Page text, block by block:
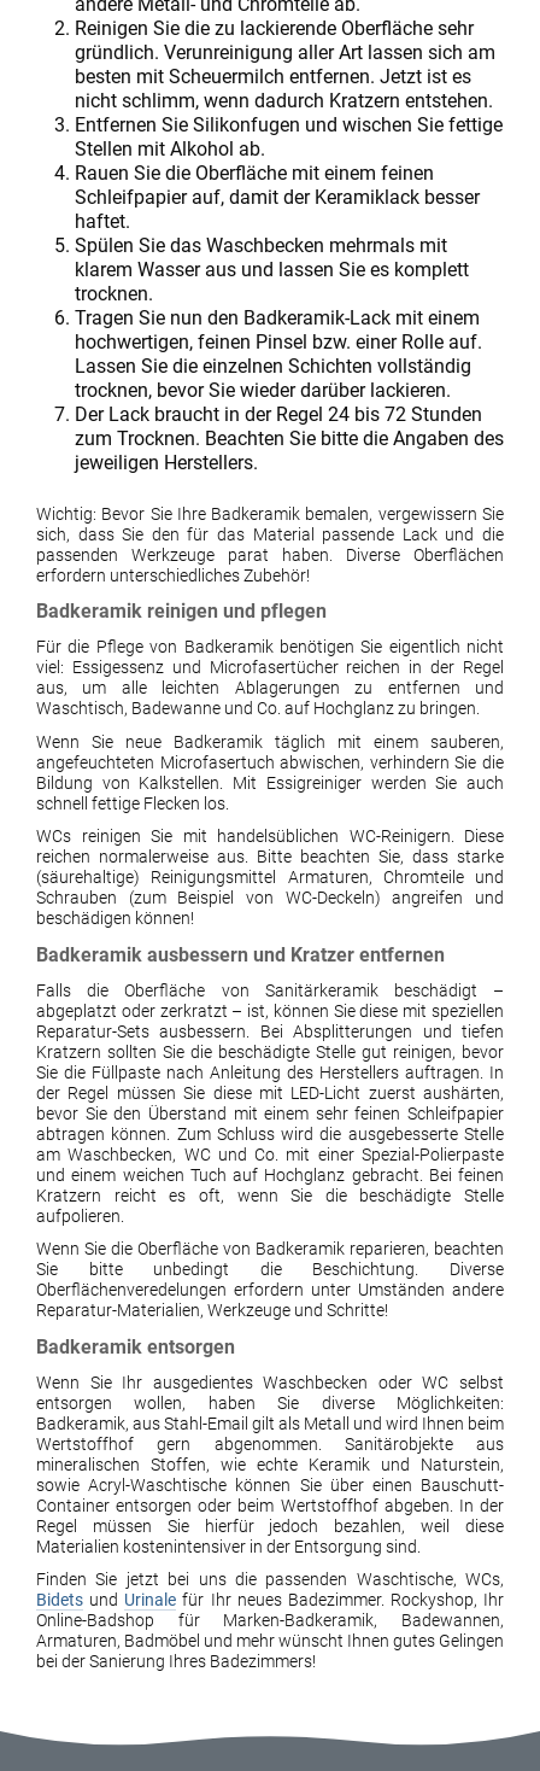
Reinigen Sie die zu lackierende Oberfläche sehr
gründlich. Verunreinigung aller Art lassen sich am
besten mit Scheuermilch entfernen. Jetzt ist es
nicht schlimm, wenn dadurch Kratzern entstehen.
Entfernen Sie Silikonfugen und wischen Sie fettige
Stellen mit Alkohol ab.
Rauen Sie die Oberfläche mit einem feinen
Schleifpapier auf, damit der Keramiklack besser
haftet.
Spülen Sie das Waschbecken mehrmals mit
klarem Wasser aus und lassen Sie es komplett
trocknen.
Tragen Sie nun den Badkeramik-Lack mit einem
hochwertigen, feinen Pinsel bzw. einer Rolle auf.
Lassen Sie die einzelnen Schichten vollständig
trocknen, bevor Sie wieder darüber lackieren.
Der Lack braucht in der Regel 24 bis 72 Stunden
zum Trocknen. Beachten Sie bitte die Angaben des
jeweiligen Herstellers.
Wichtig: Bevor Sie Ihre Badkeramik bemalen, vergewissern Sie
sich, dass Sie den für das Material passende Lack und die
passenden Werkzeuge parat haben. Diverse Oberflächen
erfordern unterschiedliches Zubehör!
Badkeramik reinigen und pflegen
Für die Pflege von Badkeramik benötigen Sie eigentlich nicht
viel: Essigessenz und Microfasertücher reichen in der Regel
aus, um alle leichten Ablagerungen zu entfernen und
Waschtisch, Badewanne und Co. auf Hochglanz zu bringen.
Wenn Sie neue Badkeramik täglich mit einem sauberen,
angefeuchteten Microfasertuch abwischen, verhindern Sie die
Bildung von Kalkstellen. Mit Essigreiniger werden Sie auch
schnell fettige Flecken los.
WCs reinigen Sie mit handelsüblichen WC-Reinigern. Diese
reichen normalerweise aus. Bitte beachten Sie, dass starke
(säurehaltige) Reinigungsmittel Armaturen, Chromteile und
Schrauben (zum Beispiel von WC-Deckeln) angreifen und
beschädigen können!
Badkeramik ausbessern und Kratzer entfernen
Falls die Oberfläche von Sanitärkeramik beschädigt –
abgeplatzt oder zerkratzt – ist, können Sie diese mit speziellen
Reparatur-Sets ausbessern. Bei Absplitterungen und tiefen
Kratzern sollten Sie die beschädigte Stelle gut reinigen, bevor
Sie die Füllpaste nach Anleitung des Herstellers auftragen. In
der Regel müssen Sie diese mit LED-Licht zuerst aushärten,
bevor Sie den Überstand mit einem sehr feinen Schleifpapier
abtragen können. Zum Schluss wird die ausgebesserte Stelle
am Waschbecken, WC und Co. mit einer Spezial-Polierpaste
und einem weichen Tuch auf Hochglanz gebracht. Bei feinen
Kratzern reicht es oft, wenn Sie die beschädigte Stelle
aufpolieren.
Wenn Sie die Oberfläche von Badkeramik reparieren, beachten
Sie bitte unbedingt die Beschichtung. Diverse
Oberflächenveredelungen erfordern unter Umständen andere
Reparatur-Materialien, Werkzeuge und Schritte!
Badkeramik entsorgen
Wenn Sie Ihr ausgedientes Waschbecken oder WC selbst
entsorgen wollen, haben Sie diverse Möglichkeiten:
Badkeramik, aus Stahl-Email gilt als Metall und wird Ihnen beim
Wertstoffhof gern abgenommen. Sanitärobjekte aus
mineralischen Stoffen, wie echte Keramik und Naturstein,
sowie Acryl-Waschtische können Sie über einen Bauschutt-
Container entsorgen oder beim Wertstoffhof abgeben. In der
Regel müssen Sie hierfür jedoch bezahlen, weil diese
Materialien kostenintensiver in der Entsorgung sind.
Finden Sie jetzt bei uns die passenden Waschtische, WCs,
Bidets und Urinale für Ihr neues Badezimmer. Rockyshop, Ihr
Online-Badshop für Marken-Badkeramik, Badewannen,
Armaturen, Badmöbel und mehr wünscht Ihnen gutes Gelingen
bei der Sanierung Ihres Badezimmers!